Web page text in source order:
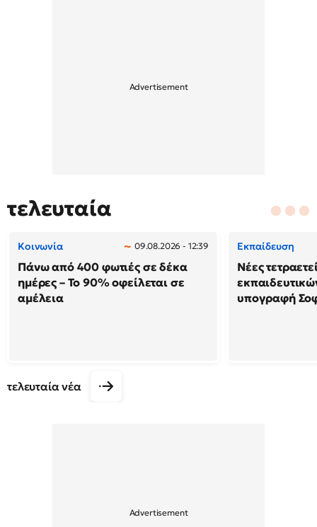
τελευταία
Κοινωνία 09.08.2026 - 12:39
Πάνω από 400 φωτιές σε δέκα
ημέρες – Το 90% οφείλεται σε
αμέλεια
Εκπαίδευση
Νέες
υπογραφή
τελευταία νέα